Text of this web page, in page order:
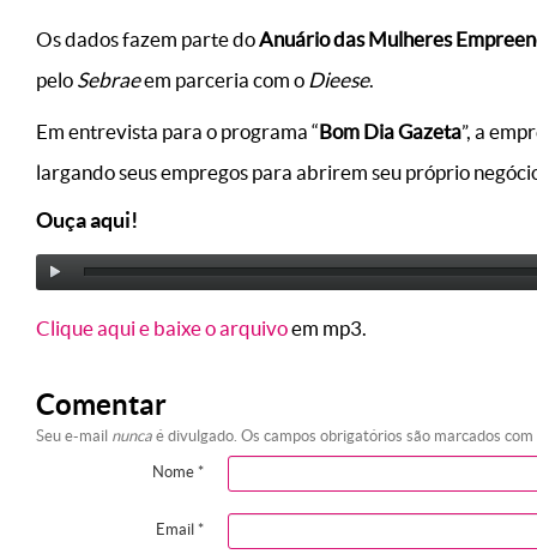
Os dados fazem parte doAnuário das Mulheres
pelo Sebraeem parceria com o Dieese.
Em entrevista para o programa “Bom Dia Gazeta”, a
largando seus empregos para abrirem seu próprio
Ouça aqui!
Clique aqui e baixe o arquivoem mp3.
Comentar
Seu e-mail nunca é divulgado. Os campos obrigatórios são marcados com
Nome *
Email *